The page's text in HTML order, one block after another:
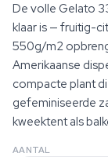
De volle Gelato
klaar is — fruitig-
550g/m2
Amerikaanse
compacte plant
gefeminiseerde
kweektent als
AANTAL